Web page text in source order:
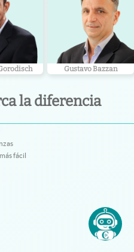
Gustavo Bazzan
la diferencia
fácil